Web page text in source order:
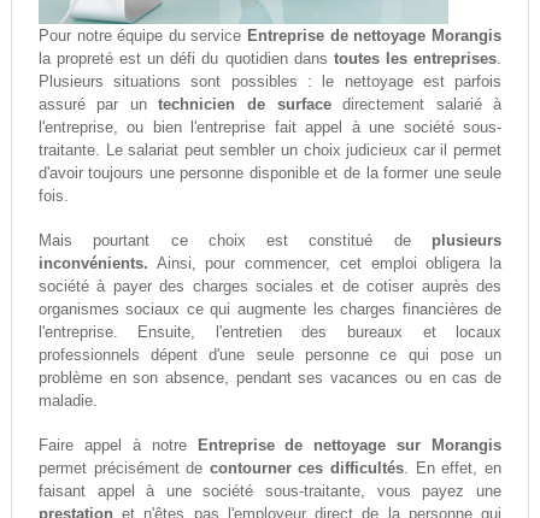
Pour notre équipe du service Entreprise de nettoyage Morangis
la propreté est un défi du quotidien dans toutes les entreprises.
Plusieurs situations sont possibles : le nettoyage est parfois
assuré par untechnicien de surfacedirectement salarié à
l'entreprise, ou bien l'entreprise fait appel à une société sous-
traitante. Le salariat peut sembler un choix judicieux car il permet
d'avoir toujours une personne disponible et de la former une seule
fois.
Mais pourtant ce choix est constitué de plusieurs
inconvénients. Ainsi, pour commencer, cet emploi obligera la
société à payer des charges sociales et de cotiser auprès des
organismes sociaux ce qui augmente les charges financières de
l'entreprise. Ensuite, l'entretien des bureaux et locaux
professionnels dépent d'une seule personne ce qui pose un
problème en son absence, pendant ses vacances ou en cas de
maladie.
Faire appel à notre
Entreprise de nettoyage sur Morangis
permet précisément de contourner ces difficultés. En effet, en
faisant appel à une société sous-traitante, vous payez une
prestation et n'êtes pas l'employeur direct de la personne qui